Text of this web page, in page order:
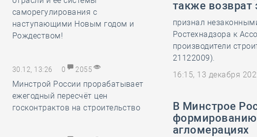
саморегулирования с
наступающими Новым годом и
Рождеством!
30.12, 13:26 0 2055
Минстрой России прорабатывает
ежегодный пересчёт цен
госконтрактов на строительство
также возврат
признал
Ростехнадзора к
производители
21122009).
16:15, 13 декабря
В Минстрое
формированию
агломерациях